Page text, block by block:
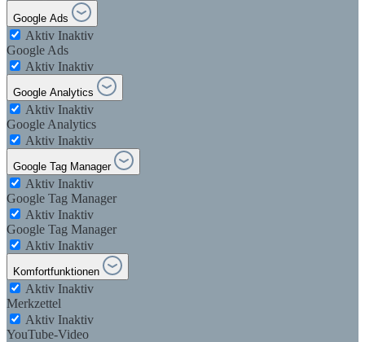
Google Ads
Aktiv Inaktiv
Google Ads
Aktiv Inaktiv
Google Analytics
Aktiv Inaktiv
Google Analytics
Aktiv Inaktiv
Google Tag Manager
Aktiv Inaktiv
Google Tag Manager
Aktiv Inaktiv
Google Tag Manager
Aktiv Inaktiv
Komfortfunktionen
Aktiv Inaktiv
Merkzettel
Aktiv Inaktiv
YouTube-Video